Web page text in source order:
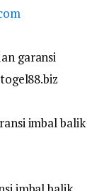
garansi
imbal balik